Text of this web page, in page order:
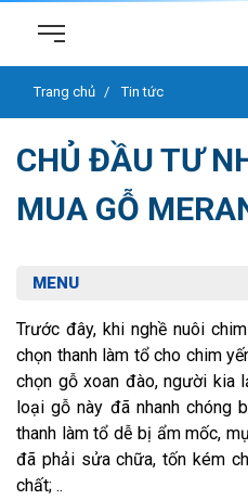
Trang chủ Tin tức
CHỦ ĐẦU TƯ
MUA GỖ
MENU
Trước đây, khi nghề nuôi
chọn thanh làm tổ cho chim
chọn gỗ xoan đào, người kia
loại gỗ này đã nhanh chóng
thanh làm tổ dễ bị ẩm mốc,
đã phải sửa chữa, tốn kém
chất; ..